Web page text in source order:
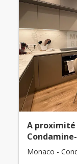
A proximité
Monaco -